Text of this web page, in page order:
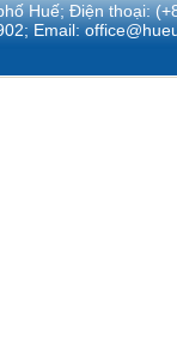
Huế; Điện thoại:
Email: